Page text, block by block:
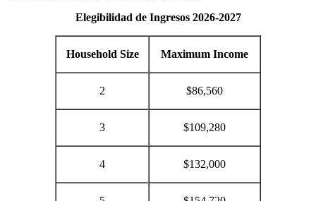
Elegibilidad de Ingresos 2026-2027
Household Size Maximum Income
2 $86,560
3 $109,280
4 $132,000